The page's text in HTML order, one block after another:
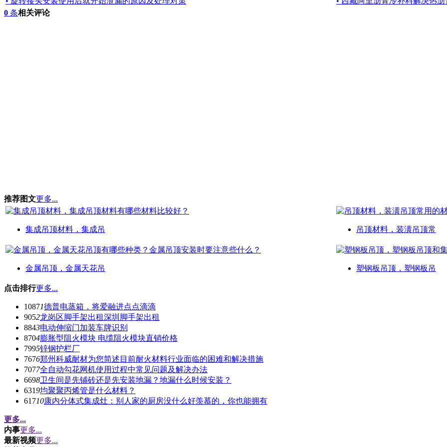
0 条相关评论
推荐图文更多...
集成吊顶材料，集成吊 吊顶材料，装潢吊顶常
金属吊顶，金属天花吊 塑钢板吊顶，塑钢板吊
点击排行更多...
10871德普电蒸箱，将爱融进点点滴滴
9052龙岗区脚手架出租深圳脚手架出租
8843电动伸缩门加装车牌识别
8704膨胀型阻火模块 电缆阻火模块直销价格
7995锌钢护栏厂
7676郑州科威耐材为您简述目前耐火材料行业面临的困难和解决措施
7077全自动勾花网机使用过程中常见问题及解决办法
6698卫生间是先铺砖还是先安装地漏？地漏什么时候安装？
6319均聚聚丙烯管是什么材料？
61710康内分体式集成灶：别人家的厨房没什么好羡慕的，你也能拥有
更多...
内事更多...
最新视频更多...